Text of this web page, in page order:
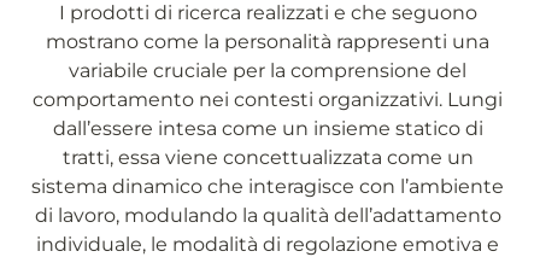
I prodotti di ricerca realizzati e che seguono
mostrano come la personalità rappresenti una
variabile cruciale per la comprensione del
comportamento nei contesti organizzativi. Lungi
dall’essere intesa come un insieme statico di
tratti, essa viene concettualizzata come un
sistema dinamico che interagisce con l’ambiente
di lavoro, modulando la qualità dell’adattamento
individuale, le modalità di regolazione emotiva e